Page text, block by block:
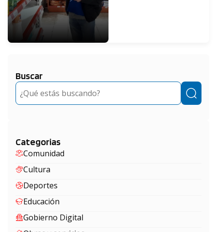
Buscar
Buscar
Categorias
Comunidad
Cultura
Deportes
Educación
Gobierno Digital